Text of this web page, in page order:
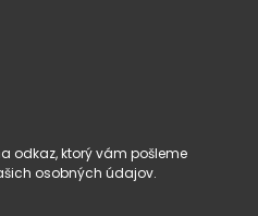
odkaz, ktorý vám pošleme
osobných údajov.